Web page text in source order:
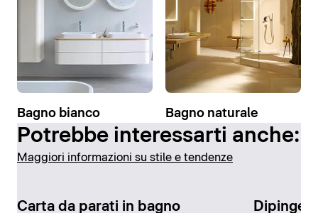
Bagno bianco Bagno naturale
Potrebbe interessarti anche:
Maggiori informazioni su stile e tendenze
Carta da parati in bagno